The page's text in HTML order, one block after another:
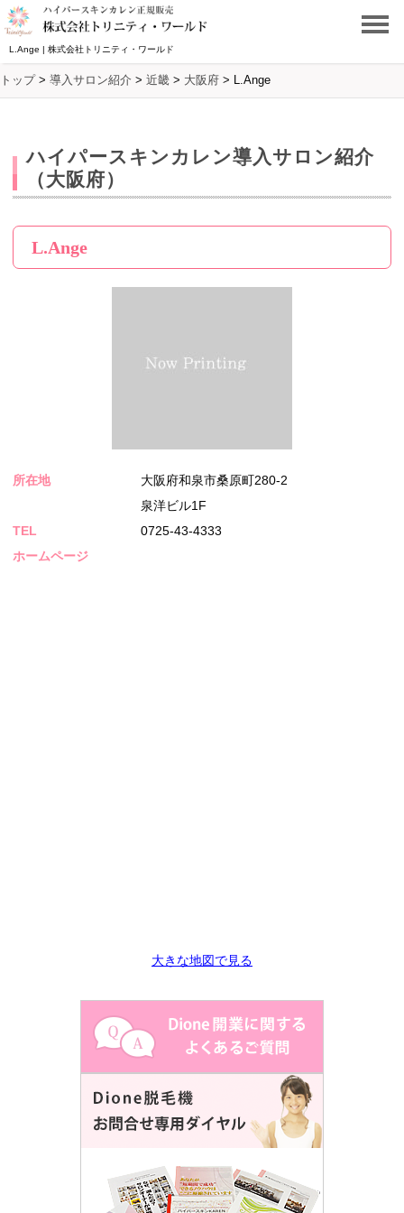
L.Ange | 株式会社トリニティ・ワールド
トップ> 導入サロン紹介 > 近畿 > 大阪府 > L.Ange
ハイパースキンカレン導入サロン紹介
（大阪府）
L.Ange
所在地
大阪府和泉市桑原町280-2
泉洋ビル1F
TEL
0725-43-4333
ホームページ
大きな地図で見る